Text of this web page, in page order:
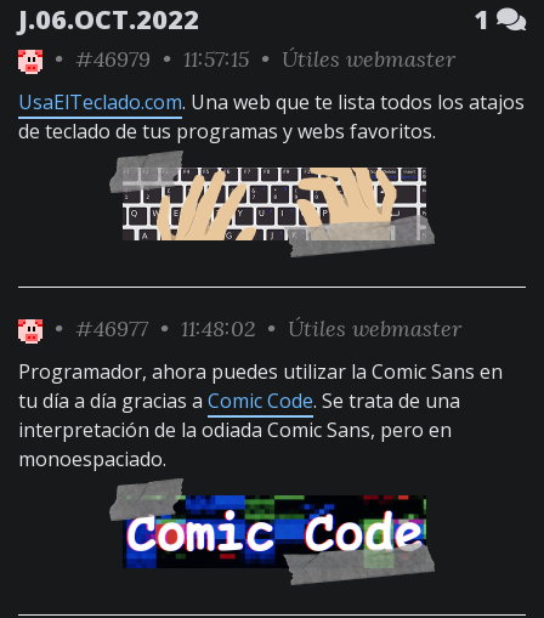
J.06.OCT.2022 1
• #46979 • 11:57:15 • Útiles webmaster
UsaElTeclado.com. Una web que te lista todos los atajos
de teclado de tus programas y webs favoritos.
• #46977 • 11:48:02 • Útiles webmaster
Programador, ahora puedes utilizar la Comic Sans en
tu día a día gracias a Comic Code. Se trata de una
interpretación de la odiada Comic Sans, pero en
monoespaciado.